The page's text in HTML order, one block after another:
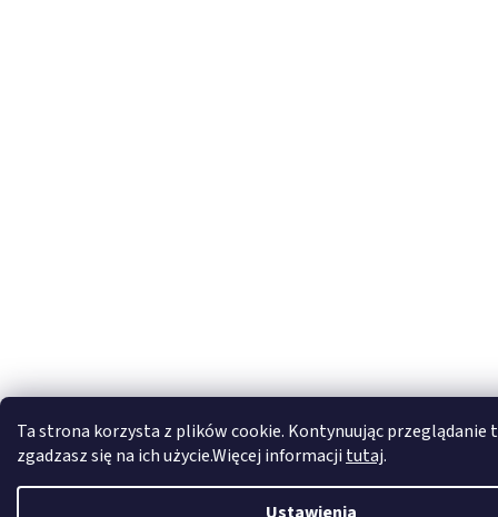
Ta strona korzysta z plików cookie. Kontynuując przeglądanie
zgadzasz się na ich użycie.Więcej informacji tutaj.